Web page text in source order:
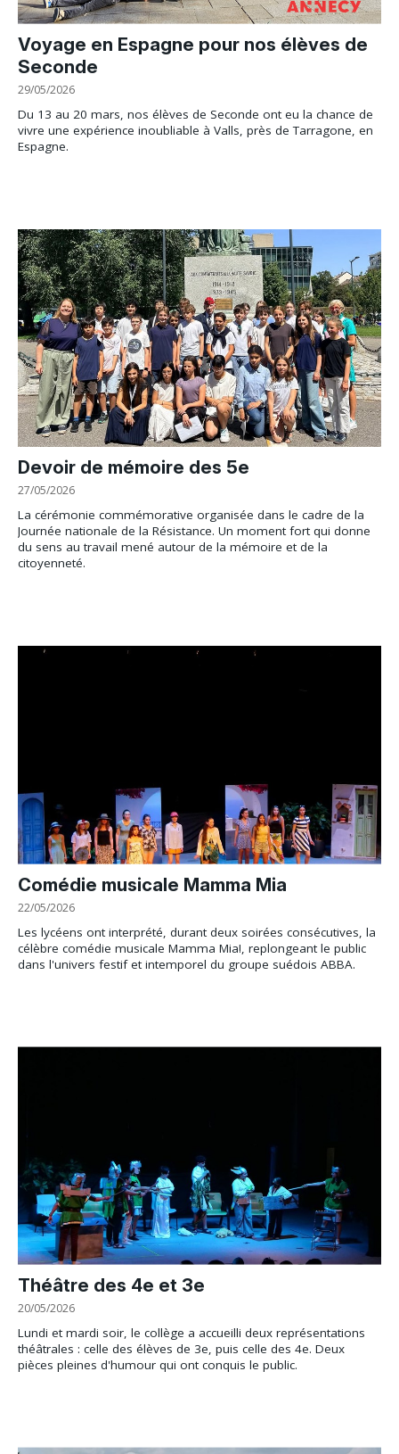
Voyage en Espagne pour nos élèves de
Seconde
29/05/2026
Du 13 au 20 mars, nos élèves de Seconde ont eu la chance de
vivre une expérience inoubliable à Valls, près de Tarragone, en
Espagne.
Devoir de mémoire des 5e
27/05/2026
La cérémonie commémorative organisée dans le cadre de la
Journée nationale de la Résistance. Un moment fort qui donne
du sens au travail mené autour de la mémoire et de la
citoyenneté.
Comédie musicale Mamma Mia
22/05/2026
Les lycéens ont interprété, durant deux soirées consécutives, la
célèbre comédie musicale Mamma Mia!, replongeant le public
dans l'univers festif et intemporel du groupe suédois ABBA.
Théâtre des 4e et 3e
20/05/2026
Lundi et mardi soir, le collège a accueilli deux représentations
théâtrales : celle des élèves de 3e, puis celle des 4e. Deux
pièces pleines d'humour qui ont conquis le public.